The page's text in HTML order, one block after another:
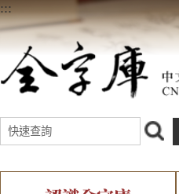
:::